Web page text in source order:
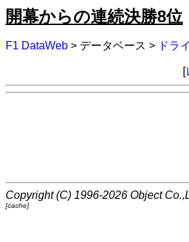
開幕からの連続決勝8位
F1 DataWeb > データベース > ドラ
[
Copyright (C) 1996-2026 Object
[cache]